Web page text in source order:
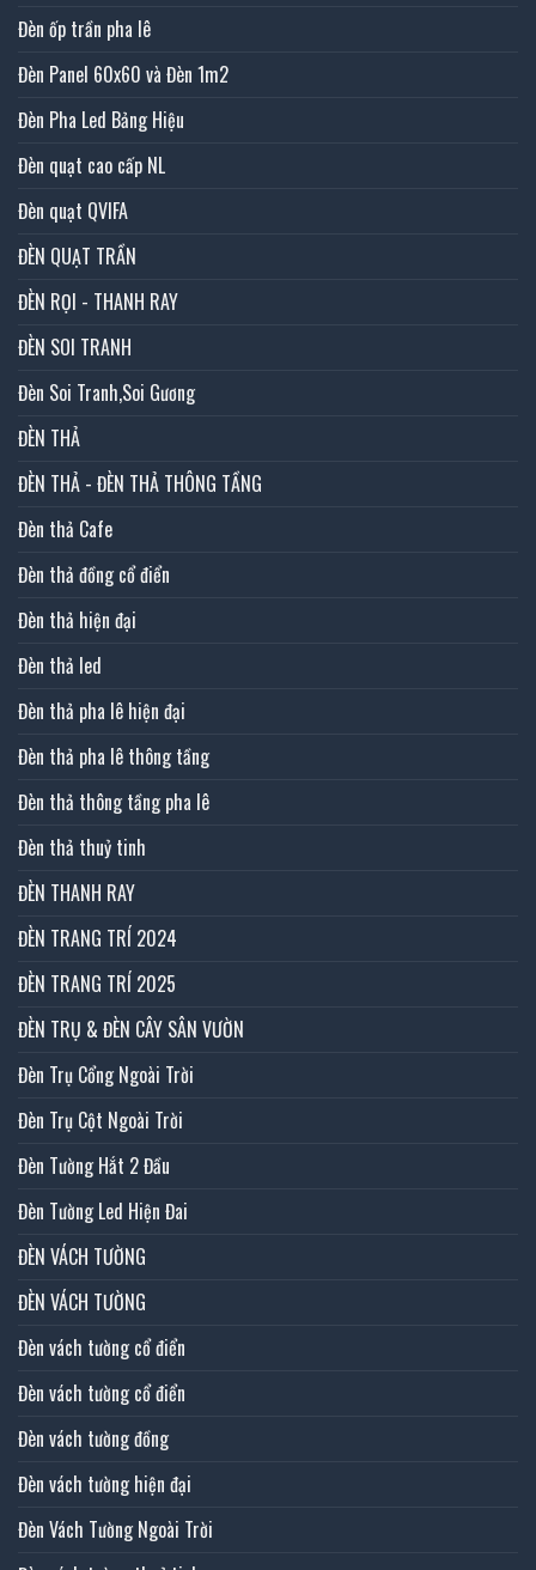
Đèn ốp trần pha lê
Đèn Panel 60x60 và Đèn 1m2
Đèn Pha Led Bảng Hiệu
Đèn quạt cao cấp NL
Đèn quạt QVIFA
ĐÈN QUẠT TRẦN
ĐÈN RỌI - THANH RAY
ĐÈN SOI TRANH
Đèn Soi Tranh,Soi Gương
ĐÈN THẢ
ĐÈN THẢ - ĐÈN THẢ THÔNG TẦNG
Đèn thả Cafe
Đèn thả đồng cổ điển
Đèn thả hiện đại
Đèn thả led
Đèn thả pha lê hiện đại
Đèn thả pha lê thông tầng
Đèn thả thông tầng pha lê
Đèn thả thuỷ tinh
ĐÈN THANH RAY
ĐÈN TRANG TRÍ 2024
ĐÈN TRANG TRÍ 2025
ĐÈN TRỤ & ĐÈN CÂY SÂN VƯỜN
Đèn Trụ Cổng Ngoài Trời
Đèn Trụ Cột Ngoài Trời
Đèn Tường Hắt 2 Đầu
Đèn Tường Led Hiện Đai
ĐÈN VÁCH TƯỜNG
ĐÈN VÁCH TƯỜNG
Đèn vách tường cổ điển
Đèn vách tường cổ điển
Đèn vách tường đồng
Đèn vách tường hiện đại
Đèn Vách Tường Ngoài Trời